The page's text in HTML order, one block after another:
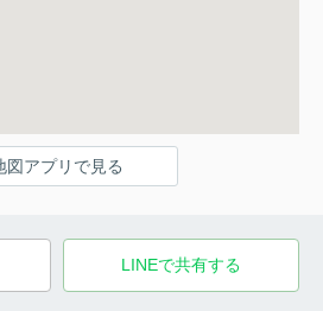
図アプリで見る
LINEで共有する